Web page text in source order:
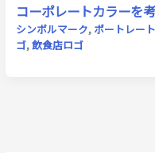
コーポレートカラーを
シンボルマーク, ポートレー
ゴ,飲食店ロゴ